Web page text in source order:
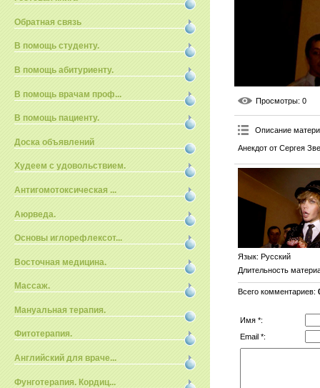
Обратная связь
В помощь студенту.
В помощь абитуриенту.
В помощь врачам проф...
В помощь пациенту.
Доска объявлений
Худеем с удовольствием.
Антигомотоксическая ...
Аюрведа.
Основы иглорефлексот...
Восточная медицина.
Массаж.
Мануальная терапия.
Фитотерапия.
Английский для враче...
Фунготерапия. Кордиц...
Просмотры: 0
Описание
Анекдот от Сергея
Язык: Русский
Длительность
Всего комментариев:
Имя *:
Email *: